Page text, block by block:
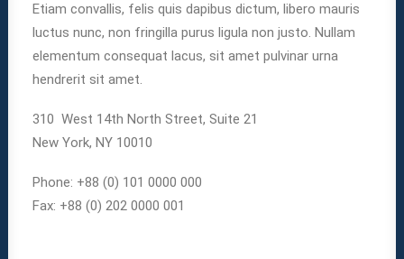
Etiam convallis, felis quis dapibus dictum, libero mauris
luctus nunc, non fringilla purus ligula non justo. Nullam
elementum consequat lacus, sit amet pulvinar urna
hendrerit sit amet.
310 West 14th North Street, Suite 21
New York, NY 10010
Phone: +88 (0) 101 0000 000
Fax: +88 (0) 202 0000 001